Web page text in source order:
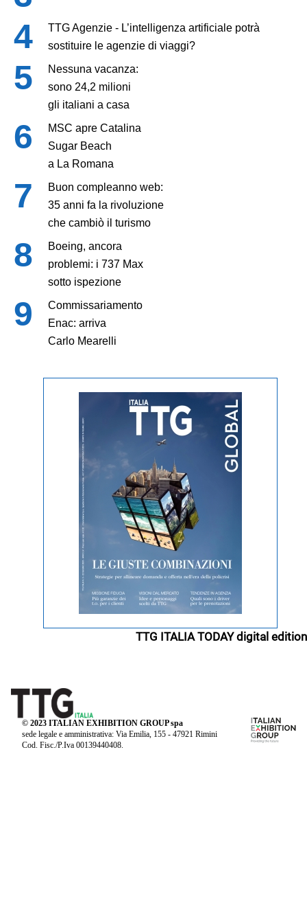
TTG Agenzie - L’intelligenza artificiale potrà
sostituire le agenzie di viaggi?
Nessuna vacanza:
sono 24,2 milioni
gli italiani a casa
MSC apre Catalina
Sugar Beach
a La Romana
Buon compleanno web:
35 anni fa la rivoluzione
che cambiò il turismo
Boeing, ancora
problemi: i 737 Max
sotto ispezione
Commissariamento
Enac: arriva
Carlo Mearelli
TTG ITALIA TODAY digital edition
© 2023 ITALIAN EXHIBITION GROUP spa
sede legale e amministrativa: Via Emilia, 155 - 47921 Rimini
Cod. Fisc./P.Iva 00139440408.